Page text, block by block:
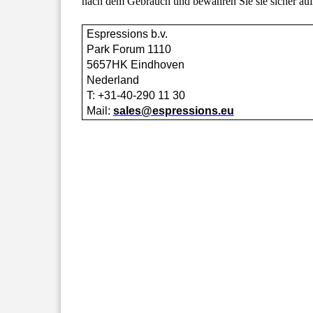
Espressions b.v.
Park Forum 1110
5657HK Eindhoven
Nederland
T: +31-40-290 11 30
Mail: sales@espressions.eu